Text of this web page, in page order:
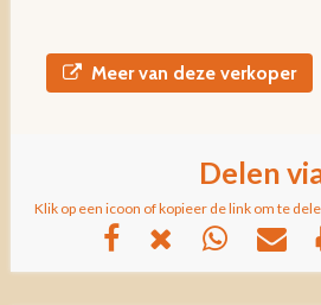
Meer van deze verkoper
Delen
Klik op een icoon of kopieer de link om te